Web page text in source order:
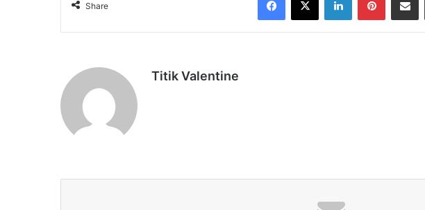
Share
Titik Valentine